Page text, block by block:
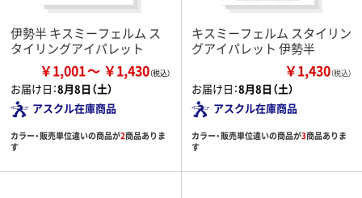
伊勢半 キスミーフェルム ス
タイリングアイパレット
￥1,001 ￥1,430
お届け日：8月8日（土）
アスクル在庫商品
カラー・販売単位違いの商品が2商品ありま
す
キスミーフェルム スタイリン
グアイパレット 伊勢半
￥1,430（税込）
お届け日：8月8日（土）
アスクル在庫商品
カラー・販売単位違いの商品が3商品ありま
す